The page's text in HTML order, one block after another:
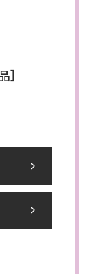
］